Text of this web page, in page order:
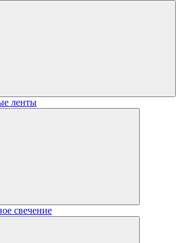
ленты
свечение